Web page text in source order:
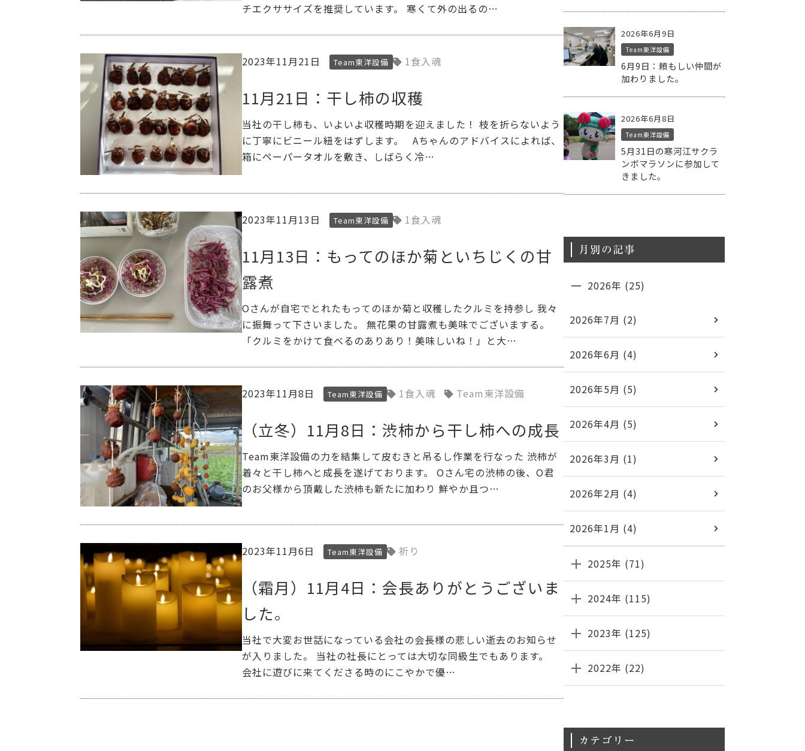
チエクササイズを推奨しています。 寒くて外の出るの…
2023年11月21日 Team東洋設備 1食入魂
11月21日：干し柿の収穫
当社の干し柿も、いよいよ収穫時期を迎えました！ 枝を折らないよう
に丁寧にビニール紐をはずします。 Aちゃんのアドバイスによれば、
箱にペーパータオルを敷き、しばらく冷…
2023年11月13日 Team東洋設備 1食入魂
11月13日：もってのほか菊といちじくの甘
露煮
Oさんが自宅でとれたもってのほか菊と収穫したクルミを持参し 我々
に振舞って下さいました。 無花果の甘露煮も美味でございまする。
「クルミをかけて食べるのありあり！美味しいね！」と大…
2023年11月8日 Team東洋設備 1食入魂 Team東洋設備
（立冬）11月8日：渋柿から干し柿への成長
Team東洋設備の力を結集して皮むきと吊るし作業を行なった 渋柿が
着々と干し柿へと成長を遂げております。 Oさん宅の渋柿の後、O君
のお父様から頂戴した渋柿も新たに加わり 鮮やか且つ…
2023年11月6日 Team東洋設備 祈り
（霜月）11月4日：会長ありがとうございま
した。
当社で大変お世話になっている会社の会長様の悲しい逝去のお知らせ
が入りました。 当社の社長にとっては大切な同級生でもあります。
会社に遊びに来てくださる時のにこやかで優…
2026年6月9日
Team東洋設備
6月9日：頼もしい仲間が
加わりました。
2026年6月8日
Team東洋設備
5月31日の寒河江サクラ
ンボマラソンに参加して
きました。
月別の記事
2026年 (25)
2026年7月 (2)
2026年6月 (4)
2026年5月 (5)
2026年4月 (5)
2026年3月 (1)
2026年2月 (4)
2026年1月 (4)
2025年 (71)
2024年 (115)
2023年 (125)
2022年 (22)
カテゴリー